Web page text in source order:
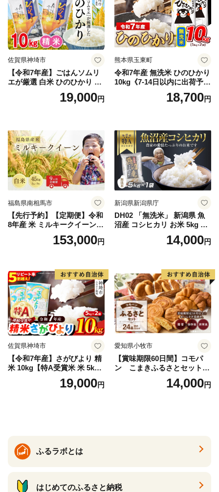
佐賀県神埼市
【令和7年産】ごはんソムリ
エが厳選 白米 ひのひかり 10
米 10kg 5kg×2 ひのひかり ブ
19,000円
熊本県玉東町
令和7年産 無洗米 ひのひかり
10kg《7-14日以内に出荷予定
(土日祝除く)》コメ 米 無洗米
令和7年産 高レビュー｜人気
18,700円
福島県南相馬市
【先行予約】【定期便】令和
8年産 米 ミルキークイーン
白米 45kg (5kg×9回) | ミルキ
ークイーン 米5kg 福島 福島
福島県 南相馬市 cu006-ae
153,000円
新潟県新潟県庁
DH02 「無洗米」 新潟県 魚
沼産 コシヒカリ お米 5kg こ
しひかり 精米 米（お米の美
味しい炊き方ガイド付き）
14,000円
佐賀県神埼市
【令和7年産】さがびより 精
米 10kg【特A受賞米 米 5kg×
2袋 お米 コメ こめ 国産 美味
しい ブランド米 人気 ランキ
19,000円
愛知県小牧市
【賞味期限60日間】コモパ
ン こまきふるさとセット
（24個入り）／災害用備蓄
保存食 非常食 防災グッズに
14,000円
ふるラボとは
はじめてのふるさと納税